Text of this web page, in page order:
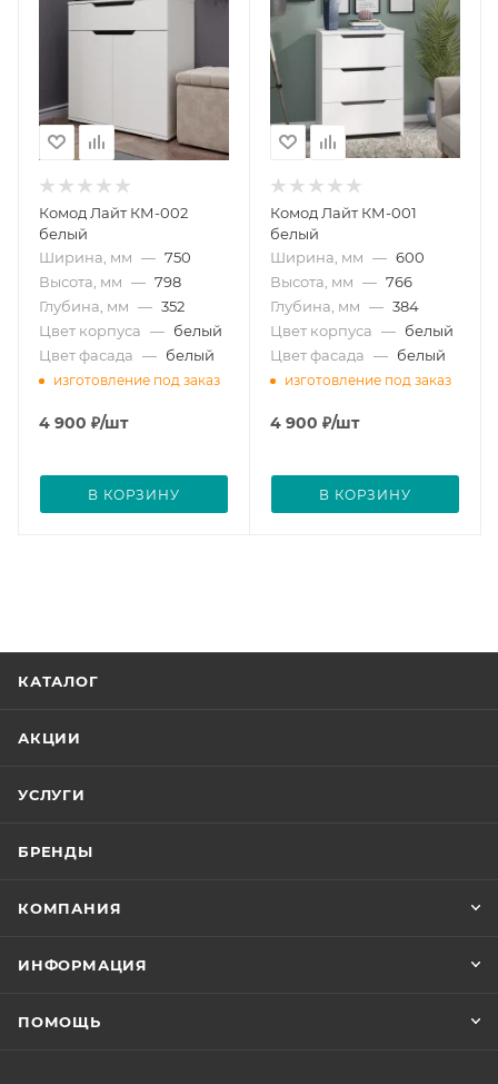
Комод Лайт КМ-002
белый
Ширина, мм — 750
Высота, мм — 798
Глубина, мм — 352
Цвет корпуса — белый
Цвет фасада — белый
изготовление под заказ
4 900 ₽/шт
В КОРЗИНУ
Комод Лайт КМ-001
белый
Ширина, мм — 600
Высота, мм — 766
Глубина, мм — 384
Цвет корпуса — белый
Цвет фасада — белый
изготовление под заказ
4 900 ₽/шт
В КОРЗИНУ
КАТАЛОГ
АКЦИИ
УСЛУГИ
БРЕНДЫ
КОМПАНИЯ
ИНФОРМАЦИЯ
ПОМОЩЬ